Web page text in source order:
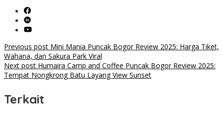
Post
navigation
Previous post Mini Mania Puncak Bogor Review 2025: Harga Tiket,
Wahana, dan Sakura Park Viral
Next post Humaira Camp and Coffee Puncak Bogor Review 2025:
Tempat Nongkrong Batu Layang View Sunset
Terkait